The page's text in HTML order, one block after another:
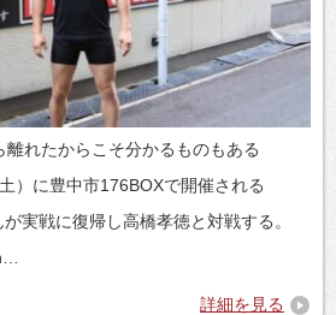
離れたからこそ分かるものもある
）に豊中市176BOXで開催される
実戦に復帰し高橋孝徳と対戦する。
詳細を見る